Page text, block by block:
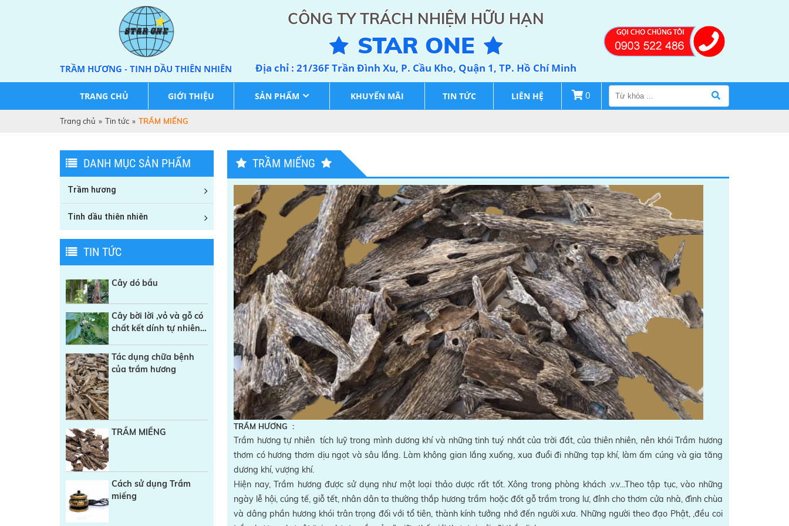
TRẦM HƯƠNG - TINH DẦU THIÊN NHIÊN
CÔNG TY TRÁCH NHIỆM HỮU HẠN
STAR ONE
Địa chỉ : 21/36F Trần Đình Xu, P. Cầu Kho, Quận 1, TP. Hồ Chí Minh
TRANG CHỦ GIỚI THIỆU SẢN PHẨM KHUYẾN MÃI TIN TỨC LIÊN HỆ 0
Trang chủ » Tin tức » TRẦM MIẾNG
DANH MỤC SẢN PHẨM
Trầm hương
Tinh dầu thiên nhiên
TIN TỨC
Cây dó bầu
Cây bời lời ,vỏ và gỗ có
chất kết dính tự nhiên
sạch
Tác dụng chữa bệnh
của trầm hương
TRẦM MIẾNG
Cách sử dụng Trầm
miếng
TRẦM MIẾNG
TRẦM HƯƠNG :
Trầm hương tự nhiên tích luỹ trong mình dương khí và những tinh tuý nhất của trời đất, của thiên nhiên, nên khói Trầm hương
thơm có hương thơm dịu ngọt và sâu lắng. Làm không gian lắng xuống, xua đuổi đi những tạp khí, làm ấm cúng và gia tăng
dương khí, vượng khí.
Hiện nay, Trầm hương được sử dụng như một loại thảo dược rất tốt. Xông trong phòng khách .v.v...Theo tập tục, vào những
ngày lễ hội, cúng tế, giỗ tết, nhân dân ta thường thắp hương trầm hoặc đốt gỗ trầm trong lư, đỉnh cho thơm cửa nhà, đình chùa
và dâng phần hương khói trân trọng đối với tổ tiên, thành kính tưởng nhớ đến người xưa. Những người theo đạo Phật, ,đều coi